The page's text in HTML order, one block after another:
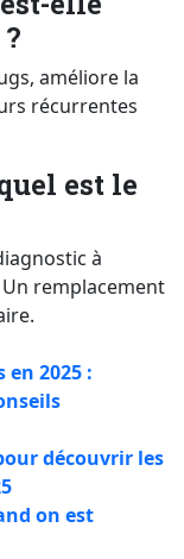
améliore la
récurrentes
est le
à
remplacement
2025 :
découvrir les
on est